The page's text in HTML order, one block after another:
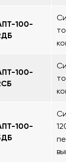
100-
100-
100-